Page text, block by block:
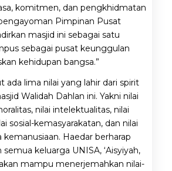
komitmen, dan pengkhidmatan
Pimpinan Pusat
masjid ini sebagai satu
sebagai pusat keunggulan
kehidupan bangsa.”
ada lima nilai yang lahir dari spirit
Walidah Dahlan ini. Yakni nilai
nilai intelektualitas, nilai
sosial-kemasyarakatan, dan nilai
Haedar berharap
keluarga UNISA, ‘Aisyiyah,
mampu menerjemahkan nilai-